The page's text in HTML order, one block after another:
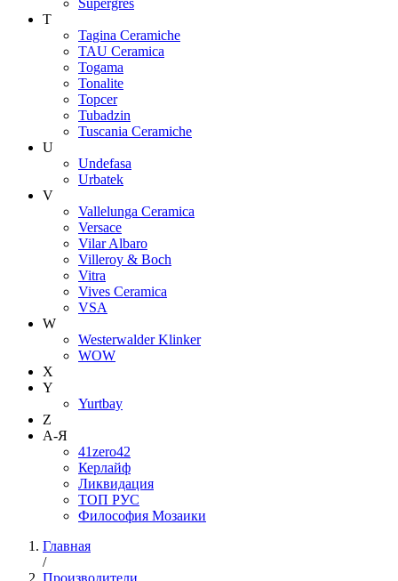
T
Tagina Ceramiche
TAU Ceramica
Togama
Tonalite
Topcer
Tubadzin
Tuscania Ceramiche
U
Undefasa
Urbatek
V
Vallelunga Ceramica
Versace
Vilar Albaro
Villeroy & Boch
Vitra
Vives Ceramica
VSA
W
Westerwalder Klinker
WOW
X
Y
Yurtbay
Z
А-Я
41zero42
Керлайф
Ликвидация
ТОП РУС
Философия Мозаики
Главная
/
Производители